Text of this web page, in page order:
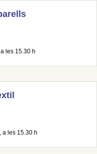
les 15.30 h
a les 15.30 h